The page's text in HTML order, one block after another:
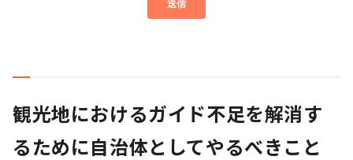
観光地におけるガイド不足を解消す
るために自治体としてやるべきこと